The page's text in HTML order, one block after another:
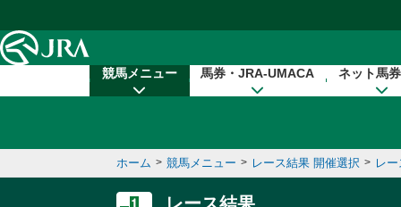
競馬メニュー 馬券・JRA-UMACA ネット馬
ホーム > 競馬メニュー > レース結果 開催選択 > レ